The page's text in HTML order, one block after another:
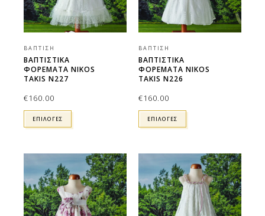
ΒΆΠΤΙΣΗ
ΒΑΠΤΙΣΤΙΚΑ
ΦΟΡΕΜΑΤΑ NIKOS
TAKIS N227
€160.00
ΕΠΙΛΟΓΕΣ
ΒΆΠΤΙΣΗ
ΒΑΠΤΙΣΤΙΚΑ
ΦΟΡΕΜΑΤΑ NIKOS
TAKIS N226
€160.00
ΕΠΙΛΟΓΕΣ